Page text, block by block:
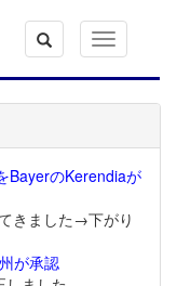
Toggle
navigation
BayerのKerendiaが
きました→下がり
が承認